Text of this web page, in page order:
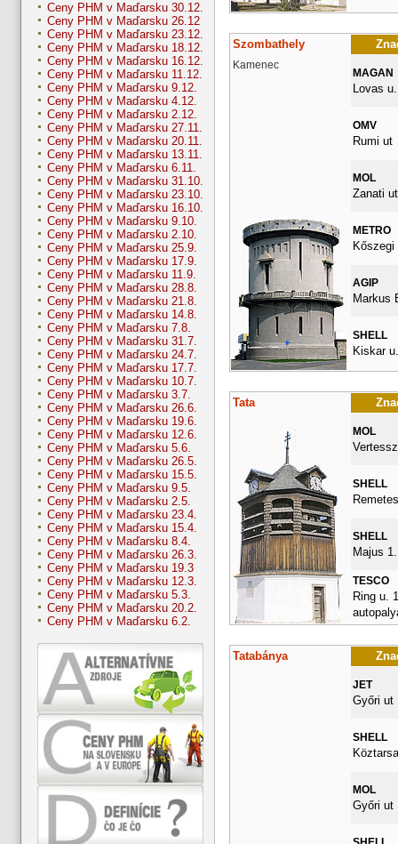
Ceny PHM v Maďarsku 30.12.
Ceny PHM v Maďarsku 26.12
Ceny PHM v Maďarsku 23.12.
Ceny PHM v Maďarsku 18.12.
Ceny PHM v Maďarsku 16.12.
Ceny PHM v Maďarsku 11.12.
Ceny PHM v Maďarsku 9.12.
Ceny PHM v Maďarsku 4.12.
Ceny PHM v Maďarsku 2.12.
Ceny PHM v Maďarsku 27.11.
Ceny PHM v Maďarsku 20.11.
Ceny PHM v Maďarsku 13.11.
Ceny PHM v Maďarsku 6.11.
Ceny PHM v Maďarsku 31.10.
Ceny PHM v Maďarsku 23.10.
Ceny PHM v Maďarsku 16.10.
Ceny PHM v Maďarsku 9.10.
Ceny PHM v Maďarsku 2.10.
Ceny PHM v Maďarsku 25.9.
Ceny PHM v Maďarsku 17.9.
Ceny PHM v Maďarsku 11.9.
Ceny PHM v Maďarsku 28.8.
Ceny PHM v Maďarsku 21.8.
Ceny PHM v Maďarsku 14.8.
Ceny PHM v Maďarsku 7.8.
Ceny PHM v Maďarsku 31.7.
Ceny PHM v Maďarsku 24.7.
Ceny PHM v Maďarsku 17.7.
Ceny PHM v Maďarsku 10.7.
Ceny PHM v Maďarsku 3.7.
Ceny PHM v Maďarsku 26.6.
Ceny PHM v Maďarsku 19.6.
Ceny PHM v Maďarsku 12.6.
Ceny PHM v Maďarsku 5.6.
Ceny PHM v Maďarsku 26.5.
Ceny PHM v Maďarsku 15.5.
Ceny PHM v Maďarsku 9.5.
Ceny PHM v Maďarsku 2.5.
Ceny PHM v Maďarsku 23.4.
Ceny PHM v Maďarsku 15.4.
Ceny PHM v Maďarsku 8.4.
Ceny PHM v Maďarsku 26.3.
Ceny PHM v Maďarsku 19.3
Ceny PHM v Maďarsku 12.3.
Ceny PHM v Maďarsku 5.3.
Ceny PHM v Maďarsku 20.2.
Ceny PHM v Maďarsku 6.2.
Szombathely
Kamenec
MAGAN
Lovas
OMV
Rumi ut
MOL
Zanati
METRO
Kőszegi
AGIP
Markus
SHELL
Kiskar
Tata
MOL
SHELL
SHELL
Majus
TESCO
Ring u.
Tatabánya
JET
Győri ut
SHELL
MOL
Győri ut